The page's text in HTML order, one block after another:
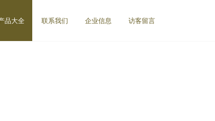
品大全 联系我们 企业信息 访客留言